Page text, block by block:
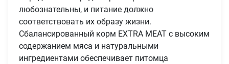
любознательны, и питание должно
соответствовать их образу жизни.
Сбалансированный корм EXTRA MEAT с высоким
содержанием мяса и натуральными
ингредиентами обеспечивает питомца